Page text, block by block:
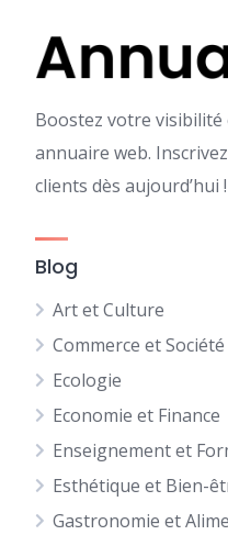
Boostez votre visibilité
annuaire web.
clients dès aujourd’hui !
Blog
Art et Culture
Commerce et Société
Ecologie
Economie et Finance
Enseignement et
Esthétique et Bien-
Gastronomie et